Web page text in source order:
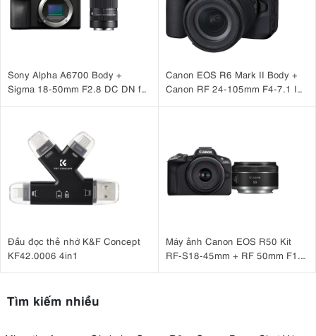
Sony Alpha A6700 Body +
Sigma 18-50mm F2.8 DC DN for
Canon EOS R6 Mark II Body +
Canon RF 24-105mm F4-7.1 IS
Đầu đọc thẻ nhớ K&F Concept
KF42.0006 4in1
Máy ảnh Canon EOS R50 Kit
RF-S18-45mm + RF 50mm F1.8
Tìm kiếm nhiều